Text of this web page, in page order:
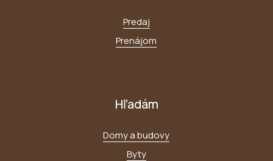
Predaj
Prenájom
Hľadám
Domy a budovy
Byty